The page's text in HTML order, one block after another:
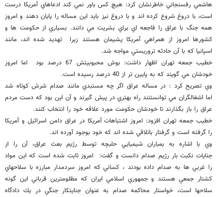
هاشمي رفسنجاني خاطرنشان كرد: هيچ كس باور نمي كند ادعاهاي آمريكا درست
است، با دروغ شروع كرده اند و با دروغ نيز بايد اين مساله را پايان دهند و امروز
همه جنگ با عراق را فاجعه اي براي بشريت مي دانند. بسياري از حكومت ها و
كشورها امروز از همراهي آمريكا پشيمان هستند زيرا تهديد شده اند، مانند
اسپانيا كه با آن حادثه تروريستي مواجه شد.
خطيب جمعه تهران اظهار داشت: بوش محبوبيتش 67 درصد بود اما امروز
خودشان مي گويند كه به پايين تر از 40 درصد رسيده است.
وي تصريح كرد : در مساله عراق اگر چه مستبدي مانند صدام شرش كوتاه شد
اما اشغالگران مي توانستنند راه بهتري در پيش گيرند و آن اين بود كه دست مردم
عراق را باز بگذارند تا خودشان حكومت مورد علاقه خود را انتخاب كنند.
خطيب جمعه تهران افزود: امروز اشتباهات آمريكا در عراق دامن اسرائيل و آمريكا
را گرفته است و گرفتار باتلاقي شده اند كه خود بوجود آورده اند.
وي با اشاره به بمباران شيميايي حلبچه توسط رژيم بعث عراق، آن را از
جنايات نكبت بار رژيم صدام دانست و گفت: امروز ثابت شده است كه اين مواد
را غربي ها به صدام داده بودند ، كساني كه امروز سردمدار مبارزه با سلاحهاي
كشتار جمعي هستند و جمهوري اسلامي ايران كه مظلومترين قرباني اين گونه
سلاحها است، خواستار محاكمه صدام به عنوان جنايتكار جنگي در يك دادگاه